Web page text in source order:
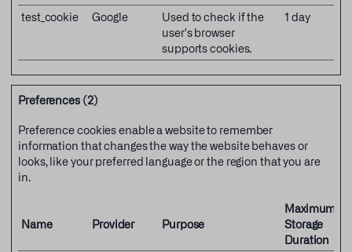
test_cookie Google
Used to check if the
user's browser
supports cookies.
1 day
Preferences (2)
Preference cookies enable a website to remember
information that changes the way the website behaves or
looks, like your preferred language or the region that you are
in.
Name Provider Purpose
Maximum
Storage
Duration